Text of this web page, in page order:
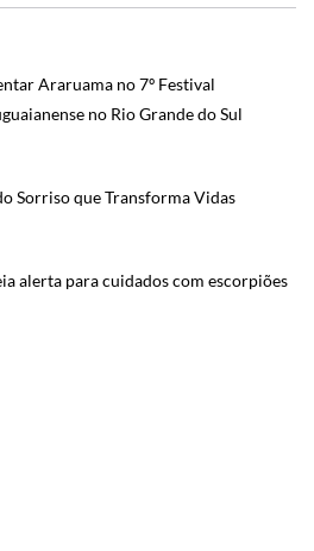
Araruama no 7º Festival
no Rio Grande do Sul
Sorriso que Transforma Vidas
alerta para cuidados com escorpiões